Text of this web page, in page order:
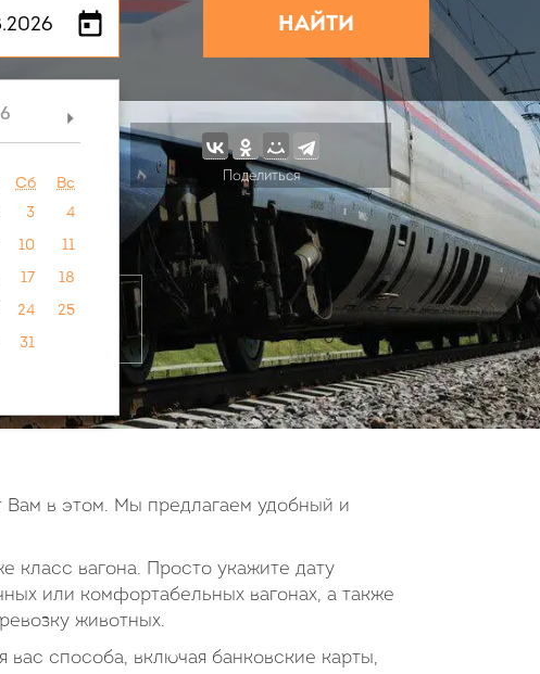
НАЙТИ
Поделиться
в этом. Мы предлагаем удобный и
класс вагона. Просто укажите дату
или комфортабельных вагонах, а также
животных.
способа, включая банковские карты,
Сб
Вс
3
4
10
11
17
18
24
25
31